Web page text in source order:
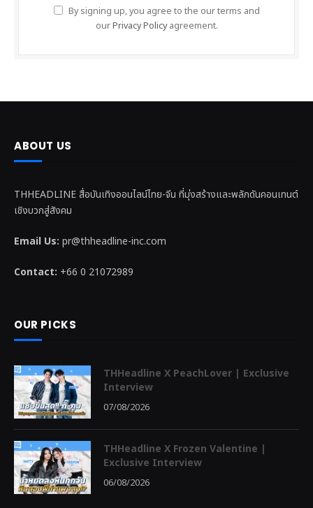
By signing up, you agree to the our terms and
ourPrivacy Policyagreement.
ABOUT US
THHEADLINE สื่อบันเทิงออนไลน์ไทย-จีน ที่มุ่งสร้างและพลักดันคอนเทนต์
เชิงบวกสู่สังคม
Email Us: pr@thheadline-inc.com
Contact: +66 0 21072989
OUR PICKS
THHeadline X PeachLover | Exclusive
Interview
07/08/2026
THHeadline X Frozen Valentine |
Exclusive Interview
06/08/2026